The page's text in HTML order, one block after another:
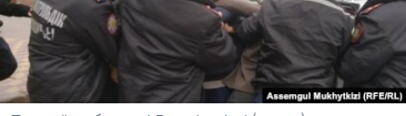
main
Navigation
Skip
to
ҚАҢТАР ОҚИҒАСЫ
АДАМ ҚҰҚЫҚТАРЫ
ӘЛЕУМЕТ